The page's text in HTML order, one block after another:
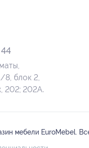
8, блок 2,
202; 202А.
мебели EuroMebel.